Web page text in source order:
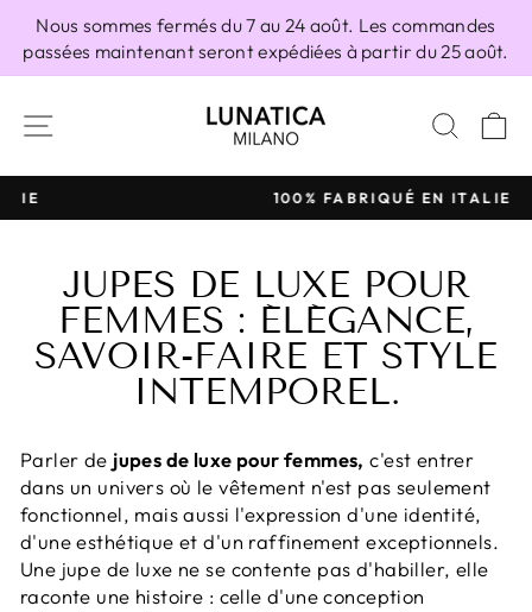
contenu
Nous sommes fermés du 7 au 24 août. Les commandes
passées maintenant seront expédiées à partir du 25 août.
Diaporama
100% FABRIQUÉ EN ITALIE
JUPES DE LUXE POUR
FEMMES : ÉLÉGANCE,
SAVOIR-FAIRE ET STYLE
INTEMPOREL.
Parler de jupes de luxe pour femmes, c'est entrer
dans un univers où le vêtement n'est pas seulement
fonctionnel, mais aussi l'expression d'une identité,
d'une esthétique et d'un raffinement exceptionnels.
Une jupe de luxe ne se contente pas d'habiller, elle
raconte une histoire : celle d'une conception